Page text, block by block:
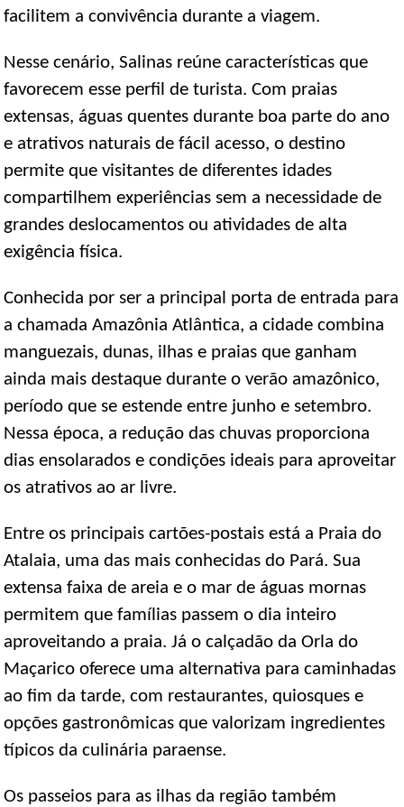
facilitem a convivência durante a viagem.
Nesse cenário, Salinas reúne características que
favorecem esse perfil de turista. Com praias
extensas, águas quentes durante boa parte do ano
e atrativos naturais de fácil acesso, o destino
permite que visitantes de diferentes idades
compartilhem experiências sem a necessidade de
grandes deslocamentos ou atividades de alta
exigência física.
Conhecida por ser a principal porta de entrada para
a chamada Amazônia Atlântica, a cidade combina
manguezais, dunas, ilhas e praias que ganham
ainda mais destaque durante o verão amazônico,
período que se estende entre junho e setembro.
Nessa época, a redução das chuvas proporciona
dias ensolarados e condições ideais para aproveitar
os atrativos ao ar livre.
Entre os principais cartões-postais está a Praia do
Atalaia, uma das mais conhecidas do Pará. Sua
extensa faixa de areia e o mar de águas mornas
permitem que famílias passem o dia inteiro
aproveitando a praia. Já o calçadão da Orla do
Maçarico oferece uma alternativa para caminhadas
ao fim da tarde, com restaurantes, quiosques e
opções gastronômicas que valorizam ingredientes
típicos da culinária paraense.
Os passeios para as ilhas da região também